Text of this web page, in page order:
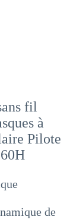
fil
à
Pilote
de